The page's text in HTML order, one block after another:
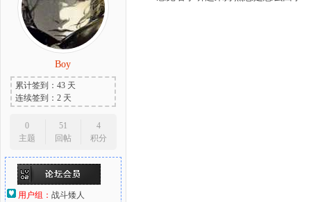
Boy
累计签到：43 天
连续签到：2 天
0
主题
51
回帖
4
积分
用户组： 战斗矮人